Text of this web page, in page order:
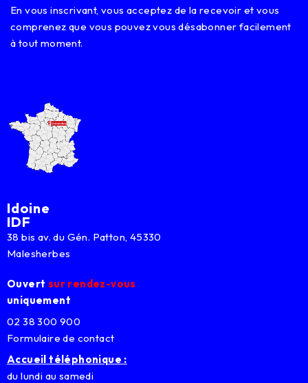
lEn vous inscrivant, vous acceptez de la recevoir et vous
comprenez que vous pouvez vous désabonner facilement
à tout moment.
Idoine
IDF
38 bis av. du Gén. Patton, 45330
Malesherbes
Ouvert sur rendez-vous
uniquement
02 38 300 900
Formulaire de contact
Accueil téléphonique :
du lundi au samedi